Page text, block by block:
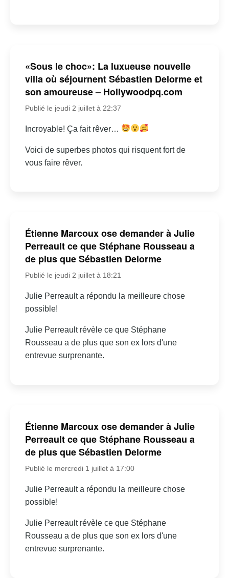
«Sous le choc»: La luxueuse nouvelle
villa où séjournent Sébastien Delorme et
son amoureuse – Hollywoodpq.com
Publié le jeudi 2 juillet à 22:37
Incroyable! Ça fait rêver…
Voici de superbes photos qui risquent fort de
vous faire rêver.
Étienne Marcoux ose demander à Julie
Perreault ce que Stéphane Rousseau a
de plus que Sébastien Delorme
Publié le jeudi 2 juillet à 18:21
Julie Perreault a répondu la meilleure chose
possible!
Julie Perreault révèle ce que Stéphane
Rousseau a de plus que son ex lors d'une
entrevue surprenante.
Étienne Marcoux ose demander à Julie
Perreault ce que Stéphane Rousseau a
de plus que Sébastien Delorme
Publié le mercredi 1 juillet à 17:00
Julie Perreault a répondu la meilleure chose
possible!
Julie Perreault révèle ce que Stéphane
Rousseau a de plus que son ex lors d'une
entrevue surprenante.